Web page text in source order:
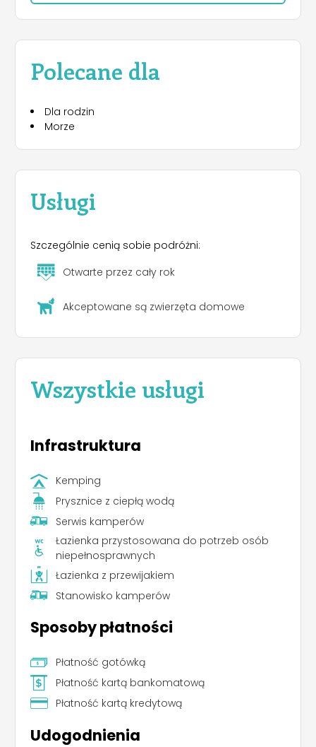
Kemping posiada dużą liczbę umywalek.
Zwierzęta przyjmowane bezpłatnie.
zameldowanie.
rodziną lub przyjaciółmi. Ponadto, w pobliżu lasu
sosnowego i obszarów turystycznych, nadaje się
dobrze do zwiedzania pieszo lub rowerem.
Polecane dla
Dla rodzin
Morze
Usługi
Szczególnie cenią sobie podróżni:
Otwarte przez cały rok
Akceptowane są zwierzęta domowe
Wszystkie usługi
Infrastruktura
Kemping
Prysznice z ciepłą wodą
Serwis kamperów
Łazienka przystosowana do potrzeb osób
niepełnosprawnych
Łazienka z przewijakiem
Stanowisko kamperów
Sposoby płatności
Płatność gotówką
Płatność kartą bankomatową
Płatność kartą kredytową
Udogodnienia